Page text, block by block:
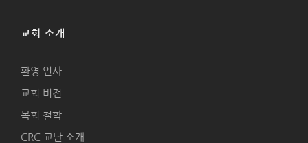
교회 소개
환영 인사
교회 비전
목회 철학
CRC 교단 소개